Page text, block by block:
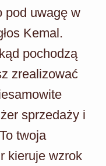
pod uwagę w
Kemal.
pochodzą
zrealizować
sprzedaży i
twoja
kieruje wzrok